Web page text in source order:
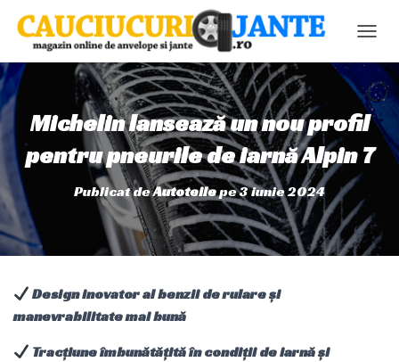
O
U
T
Ă
N
A
G
A
R
Michelin lansează un nou profil
pentru pneurile de iarnă Alpin 7
Publicat deAutoteilepe3 iunie 2024
Design inovator al benzii de rulare și
manevrabilitate mai bună
Tracțiune îmbunătățită în condiții de iarnă și